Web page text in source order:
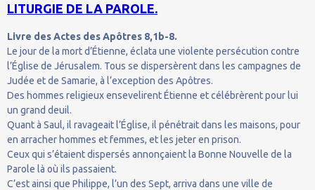
LITURGIE DE LA PAROLE.
Livre des Actes des Apôtres 8,1b-8.
Le jour de la mort d’Étienne, éclata une violente persécution contre
l’Église de Jérusalem. Tous se dispersèrent dans les campagnes de
Judée et de Samarie, à l’exception des Apôtres.
Des hommes religieux ensevelirent Étienne et célébrèrent pour lui
un grand deuil.
Quant à Saul, il ravageait l’Église, il pénétrait dans les maisons, pour
en arracher hommes et femmes, et les jeter en prison.
Ceux qui s’étaient dispersés annonçaient la Bonne Nouvelle de la
Parole là où ils passaient.
C’est ainsi que Philippe, l’un des Sept, arriva dans une ville de